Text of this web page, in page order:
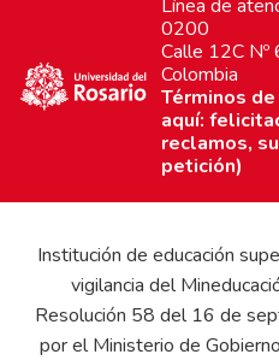
Línea de
0200
Calle 12C
Colombia
Términos
aquí:
reclamos,
petición)
Institución de educación
vigilancia del
Resolución 58 del 16 de
por el Ministerio de